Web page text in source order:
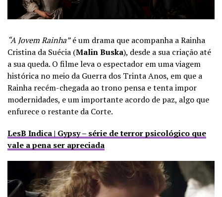
“A Jovem Rainha”é um drama que acompanha a Rainha
Cristina da Suécia (Malin Buska), desde a sua criação até
a sua queda. O filme leva o espectador em uma viagem
histórica no meio da Guerra dos Trinta Anos, em que a
Rainha recém-chegada ao trono pensa e tenta impor
modernidades, e um importante acordo de paz, algo que
enfurece o restante da Corte.
LesB Indica | Gypsy – série de terror psicológico que
vale a pena ser apreciada